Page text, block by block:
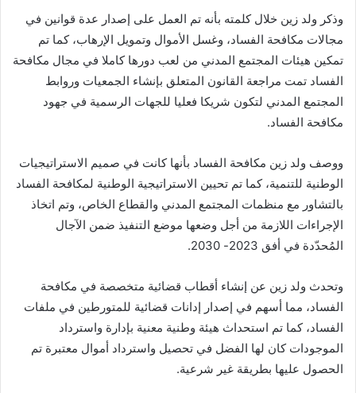
وذكر ولد زين خلال كلمته بأنه تم العمل على إصدار عدة قوانين في
مجالات مكافحة الفساد، وغسل الأموال وتمويل الإرهاب، كما تم
تمكين هيئات المجتمع المدني من لعب دورها كاملا في مجال مكافحة
الفساد تمت مراجعة القانون المتعلق بإنشاء الجمعيات وروابط
المجتمع المدني لتكون شريكا فعليا للجهات الرسمية في جهود
مكافحة الفساد.
ووصف ولد زين مكافحة الفساد بأنها كانت في صميم الاستراتيجيات
الوطنية للتنمية، كما تم تحيين الاستراتيجية الوطنية لمكافحة الفساد
بالتشاور مع منظمات المجتمع المدني والقطاع الخاص، وتم اتخاذ
الإجراءات اللازمة من أجل وضعها موضع التنفيذ ضمن الآجال
المُحدّدة في أفق 2023- 2030.
وتحدث ولد زين عن إنشاء أقطاب قضائية متخصصة في مكافحة
الفساد، مما أسهم في إصدار إدانات قضائية للمتورطين في ملفات
الفساد، كما تم استحداث هيئة وطنية معنية بإدارة واسترداد
الموجودات كان لها الفضل في تحصيل واسترداد أموال معتبرة تم
الحصول عليها بطريقة غير شرعية.